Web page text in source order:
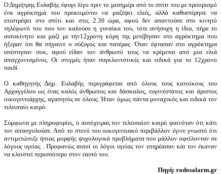
Ο Δημήτρης Ευλαβής έφυγε λίγο πριν το μεσημέρι από το σπίτι του με προορισμό
ένα αγρόκτημά του προκειμένου να μαζέψει ελιές, αλλά καθυστέρησε να
επιστρέψει στο σπίτι και στις 2.30 ώρα, αφού δεν απαντούσε στο κινητό
τηλέφωνό του που τον καλούσε η γυναίκα του, τότε ανήσυχη η ίδια, πήρε το
αυτοκίνητο και μαζί με την12χρονη κόρη της μετέβησαν στο αγρόκτημα που
ήξεραν ότι θα πήγαινε ο σύζυγος και πατέρας. Όταν έφτασαν στο αγρόκτημα
υπέστησαν σοκ, αφού είδαν τον άνθρωπό τους να κρέμεται από μια ελιά
απαγχονισμένος. Οι στιγμές ήταν συγκλονιστικές και ειδικά για το 12χρονο
παιδί.
Ο καθηγητής Δημ. Ευλαβής περιγράφεται από όλους τους κατοίκους του
Αρχαγγέλου ως ένας καλός άνθρωπος και δάσκαλος, ευγενέστατος και άριστος
οικογενειάρχης, αγαπητός σε όλους. Ήταν όμως πάντα μοναχικός και ειδικά τον
τελευταίο καιρό.
Σύμφωνα με πληροφορίες, ο αυτόχειρας τον τελευταίον καιρό φαινόταν ότι κάτι
τον απασχολούσε. Από το στενό του οικογενειακό περιβάλλον έγινε γνωστό ότι
αντιμετώπιζε ήπιας μορφής ψυχολογικά προβλήματα που μάλλον οφείλονταν σε
λόγους υγείας . Προφανώς αυτοί οι λόγοι υγείας τον επηρέασαν και τον έκαναν
να κλειστεί περισσότερο στον εαυτό του.
Πηγή: rodosalarm.gr